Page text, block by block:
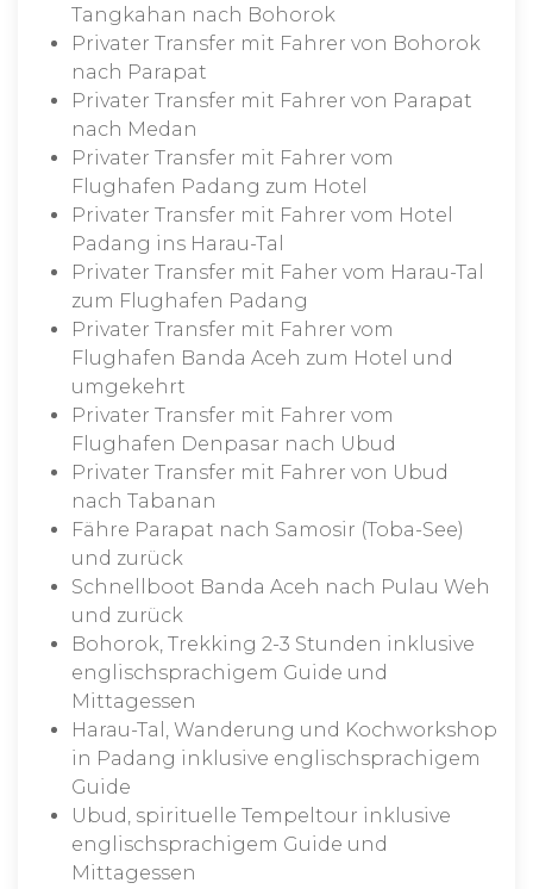
Tangkahan nach Bohorok
Privater Transfer mit Fahrer von Bohorok
nach Parapat
Privater Transfer mit Fahrer von Parapat
nach Medan
Privater Transfer mit Fahrer vom
Flughafen Padang zum Hotel
Privater Transfer mit Fahrer vom Hotel
Padang ins Harau-Tal
Privater Transfer mit Faher vom Harau-Tal
zum Flughafen Padang
Privater Transfer mit Fahrer vom
Flughafen Banda Aceh zum Hotel und
umgekehrt
Privater Transfer mit Fahrer vom
Flughafen Denpasar nach Ubud
Privater Transfer mit Fahrer von Ubud
nach Tabanan
Fähre Parapat nach Samosir (Toba-See)
und zurück
Schnellboot Banda Aceh nach Pulau Weh
und zurück
Bohorok, Trekking 2-3 Stunden inklusive
englischsprachigem Guide und
Mittagessen
Harau-Tal, Wanderung und Kochworkshop
in Padang inklusive englischsprachigem
Guide
Ubud, spirituelle Tempeltour inklusive
englischsprachigem Guide und
Mittagessen